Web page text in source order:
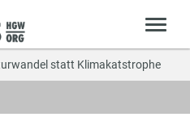
statt Klimakatstrophe